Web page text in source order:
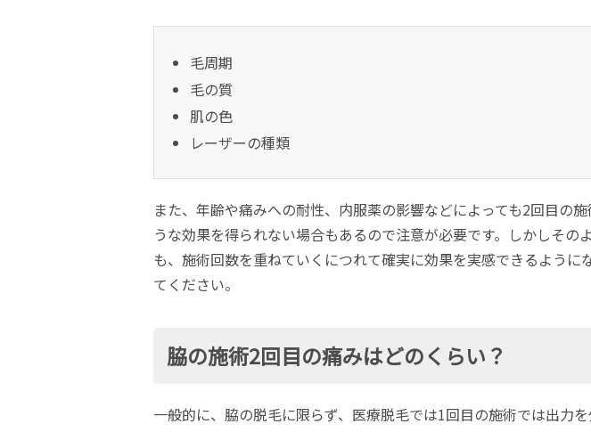
毛周期
毛の質
肌の色
レーザーの種類
また、年齢や痛みへの耐性、内服薬の影響などによっても2回目の
うな効果を得られない場合もあるので注意が必要です。しかしその
も、施術回数を重ねていくにつれて確実に効果を実感できるように
てください。
脇の施術2回目の痛みはどのくらい？
一般的に、脇の脱毛に限らず、医療脱毛では1回目の施術では出力